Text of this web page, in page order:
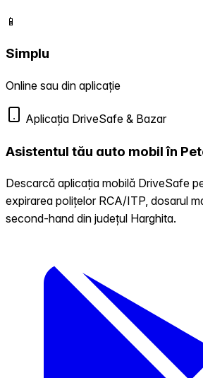
📱
Simplu
Online sau din aplicație
Aplicația DriveSafe & Bazar
Asistentul tău auto mobil în
Descarcă aplicația mobilă DriveSafe
expirarea polițelor RCA/ITP, dosarul
second-hand din județul Harghita.